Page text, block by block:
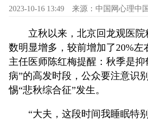
2023-10-16 13:49 来源：中国网心理中国
立秋以来，北京回龙观医院
数明显增多，较前增加了20%左
主任医师陈红梅提醒：秋季是抑
病”的高发时段，公众要注意识
惕“悲秋综合征”发生。
“大夫，这段时间我睡眠特